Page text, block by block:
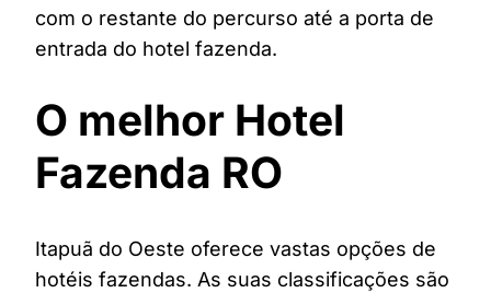
com o restante do percurso até a porta de
entrada do hotel fazenda.
O melhor Hotel
Fazenda RO
Itapuã do Oeste oferece vastas opções de
hotéis fazendas. As suas classificações são